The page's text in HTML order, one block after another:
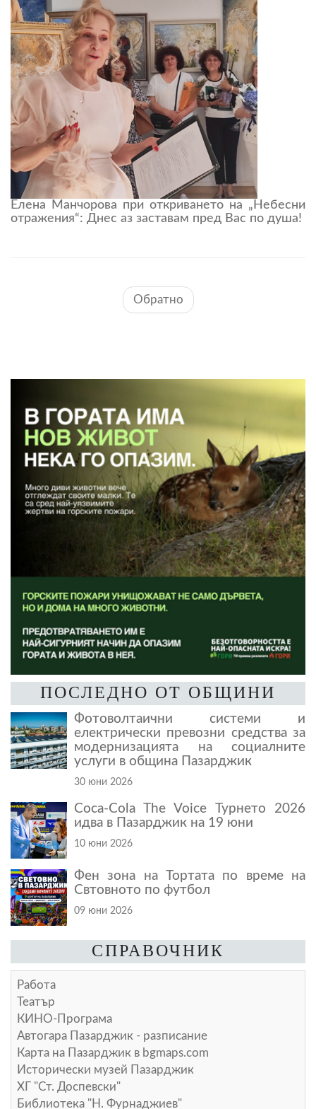
Елена Манчорова при откриването на „Небесни
отражения“: Днес аз заставам пред Вас по душа!
Обратно
ПОСЛЕДНО ОТ ОБЩИНИ
Фотоволтаични системи и
електрически превозни средства за
модернизацията на социалните
услуги в община Пазарджик
30 юни 2026
Coca-Cola The Voice Турнето 2026
идва в Пазарджик на 19 юни
10 юни 2026
Фен зона на Тортата по време на
Свтовното по футбол
09 юни 2026
СПРАВОЧНИК
Работа
Театър
КИНО-Програма
Автогара Пазарджик - разписание
Карта на Пазарджик в bgmaps.com
Исторически музей Пазарджик
ХГ "Ст. Доспевски"
Библиотека "Н. Фурнаджиев"